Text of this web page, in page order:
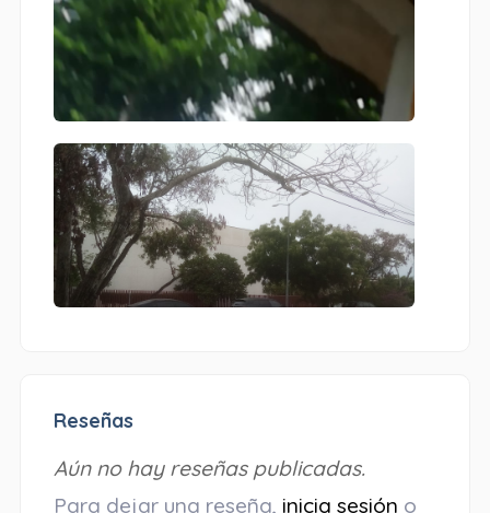
Reseñas
Aún no hay reseñas publicadas.
Para dejar una reseña, inicia sesión o